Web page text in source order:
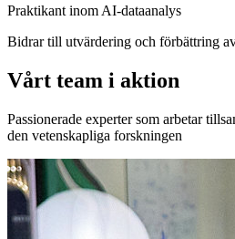
Praktikant inom AI-dataanalys
Bidrar till utvärdering och förbättring
Vårt team i aktion
Passionerade experter som arbetar
den vetenskapliga forskningen